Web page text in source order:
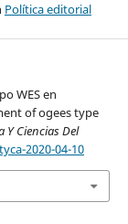
Política editorial
WES en
of ogees type
Y Ciencias Del
2020-04-10